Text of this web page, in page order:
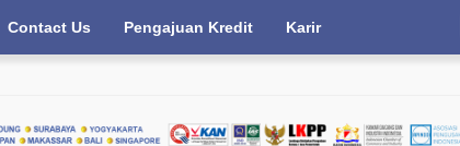
Contact Us Pengajuan Kredit Karir